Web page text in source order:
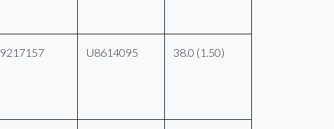
9217157 U8614095 38.0 (1.50)